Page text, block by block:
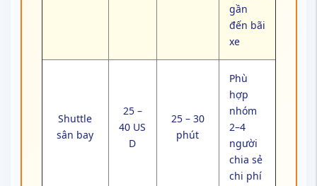
gần
đến bãi
xe
Shuttle
sân bay
25 –
40 US
D
25 – 30
phút
Phù
hợp
nhóm
2–4
người
chia sẻ
chi phí